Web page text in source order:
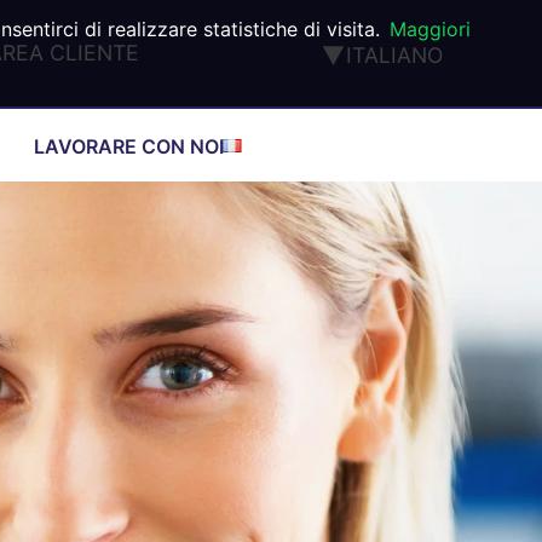
CLIENTE
ITALIANO
DEUTSCH
ESPAÑOL
PORTUGUÊS
TÜRK
®
LAVORARE CON NOI
di realizzare statistiche di visita. Maggiori